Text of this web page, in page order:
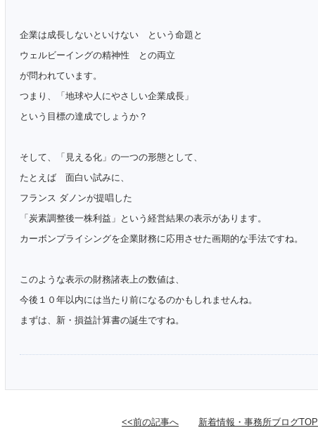
企業は成長しないといけない という命題と
ウェルビーイングの精神性 との両立
が問われています。
つまり、「地球や人にやさしい企業成長」
という目標の達成でしょうか？
そして、「見える化」の一つの形態として、
たとえば 面白い試みに、
フランス ダノンが提唱した
「炭素調整後一株利益」という経営結果の表示があります。
カーボンプライシングを企業財務に応用させた画期的な手法ですね。
このような表示の財務諸表上の数値は、
今後１０年以内には当たり前になるのかもしれませんね。
まずは、新・損益計算書の誕生ですね。
<<前の記事へ 新着情報・事務所ブログTOP